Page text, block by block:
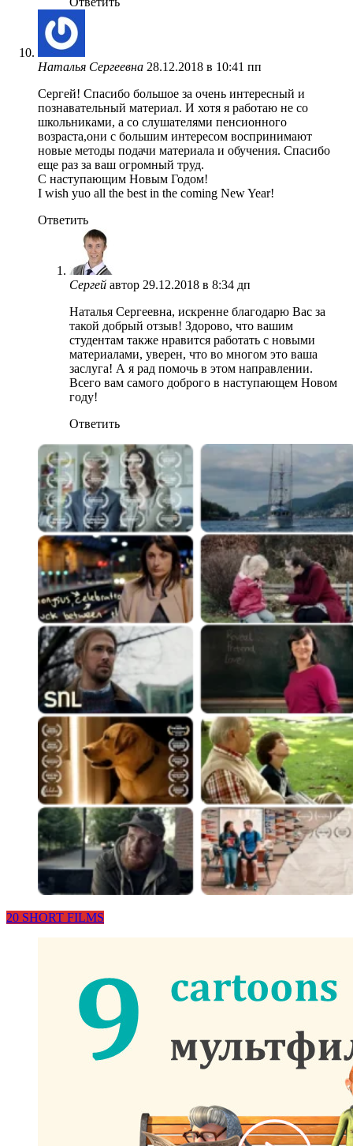
Наталья Сергеевна 28.12.2018 в 10:41 пп
Сергей! Спасибо большое за очень интересный и
познавательный материал. И хотя я работаю не со
школьниками, а со слушателями пенсионного
возраста,они с большим интересом воспринимают
новые методы подачи материала и обучения. Спасибо
еще раз за ваш огромный труд.
С наступающим Новым Годом!
I wish yuo all the best in the coming New Year!
Ответить
Сергей автор 29.12.2018 в 8:34 дп
Наталья Сергеевна, искренне благодарю Вас за
такой добрый отзыв! Здорово, что вашим
студентам также нравится работать с новыми
материалами, уверен, что во многом это ваша
заслуга! А я рад помочь в этом направлении.
Всего вам самого доброго в наступающем Новом
году!
Ответить
20 SHORT FILMS